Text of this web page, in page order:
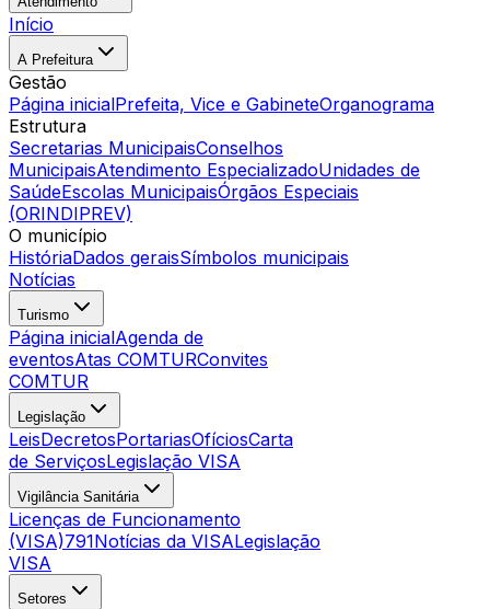
Início
A Prefeitura
Gestão
Página inicialPrefeita, Vice e GabineteOrganograma
Estrutura
Secretarias MunicipaisConselhos
MunicipaisAtendimento EspecializadoUnidades de
SaúdeEscolas MunicipaisÓrgãos Especiais
(ORINDIPREV)
O município
HistóriaDados geraisSímbolos municipais
Notícias
Turismo
Página inicialAgenda de
eventosAtas COMTURConvites
COMTUR
Legislação
LeisDecretosPortariasOfíciosCarta
de ServiçosLegislação VISA
Vigilância Sanitária
Licenças de Funcionamento
(VISA)791Notícias da VISALegislação
VISA
Setores